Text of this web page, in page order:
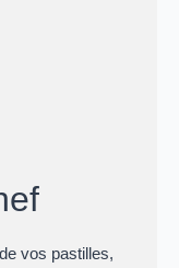
vos pastilles,